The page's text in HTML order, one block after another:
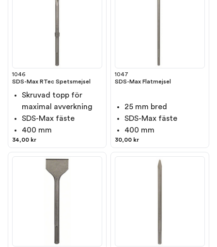
1046
SDS-Max RTec Spetsmejsel
Skruvad topp för
maximal avverkning
SDS-Max fäste
400 mm
34,00 kr
1047
SDS-Max Flatmejsel
25 mm bred
SDS-Max fäste
400 mm
30,00 kr